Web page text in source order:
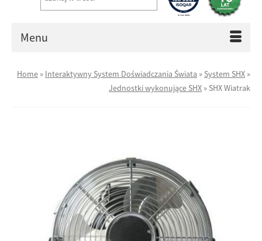
Menu
Home » Interaktywny System Doświadczania Świata » System SHX »
Jednostki wykonujące SHX » SHX Wiatrak